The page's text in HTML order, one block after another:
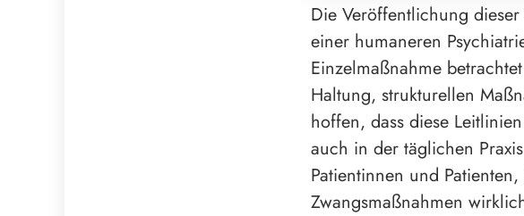
Die Veröffentlichung
einer humaneren
Einzelmaßnahme
Haltung, strukturellen
hoffen, dass diese
auch in der täglichen
Patientinnen und
Zwangsmaßnahmen